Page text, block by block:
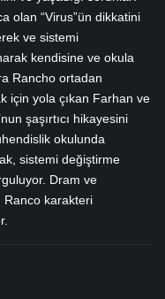
olan “Virus”ün dikkatini
ve sistemi
kendisine ve okula
Rancho ortadan
için yola çıkan Farhan ve
şaşırtıcı hikayesini
okulunda
sistemi değiştirme
Dram ve
Ranco karakteri